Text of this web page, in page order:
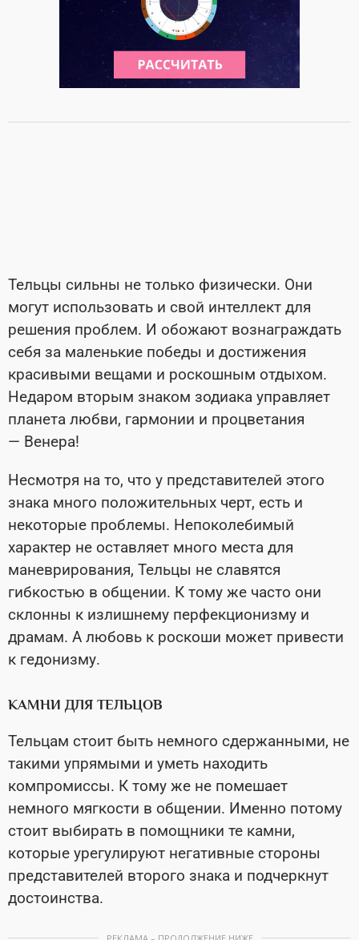
Тельцы сильны не только физически. Они
могут использовать и свой интеллект для
решения проблем. И обожают вознаграждать
себя за маленькие победы и достижения
красивыми вещами и роскошным отдыхом.
Недаром вторым знаком зодиака управляет
планета любви, гармонии и процветания
— Венера!
Несмотря на то, что у представителей этого
знака много положительных черт, есть и
некоторые проблемы. Непоколебимый
характер не оставляет много места для
маневрирования, Тельцы не славятся
гибкостью в общении. К тому же часто они
склонны к излишнему перфекционизму и
драмам. А любовь к роскоши может привести
к гедонизму.
КАМНИ ДЛЯ ТЕЛЬЦОВ
Тельцам стоит быть немного сдержанными, не
такими упрямыми и уметь находить
компромиссы. К тому же не помешает
немного мягкости в общении. Именно потому
стоит выбирать в помощники те камни,
которые урегулируют негативные стороны
представителей второго знака и подчеркнут
достоинства.